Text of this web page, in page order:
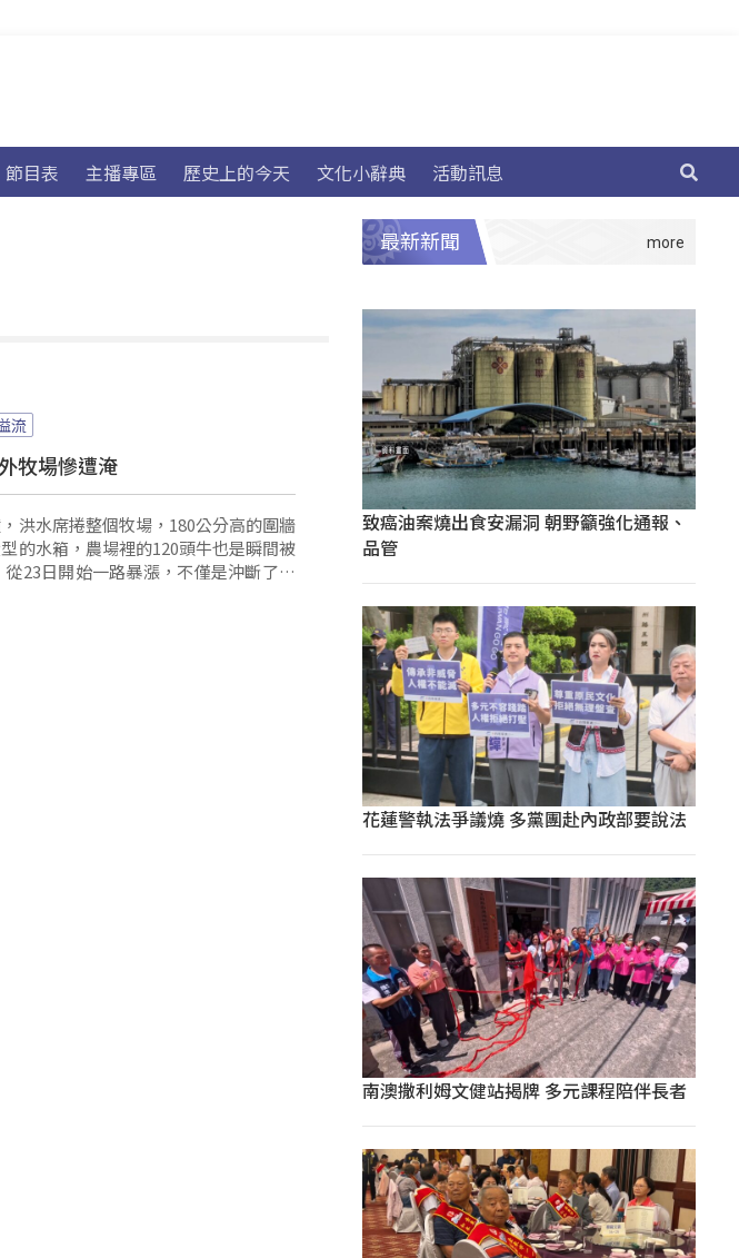
節目表 主播專區 歷史上的今天 文化小辭典 活動訊息
流
牧場慘遭淹
洪水席捲整個牧場，180公分高的圍牆
的水箱，農場裡的120頭牛也是瞬間被
23日開始一路暴漲，不僅是沖斷了馬
，直撲距離14公里外的牧場、20公頃
道。
最新新聞
致癌油案燒出食安漏洞 朝野籲強化通報、
品管
花蓮警執法爭議燒 多黨團赴內政部要說法
南澳撒利姆文健站揭牌 多元課程陪伴長者